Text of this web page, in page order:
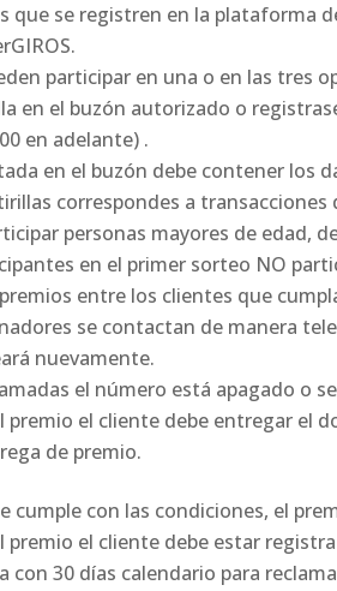
que se registren en la plataforma
participar en una o en las tres
en el buzón autorizado o
en adelante) .
en el buzón debe contener los
correspondes a
personas mayores de edad,
en el primer sorteo NO
entre los clientes que
se contactan de manera
nuevamente.
el número está apagado o
premio el cliente debe entregar el
de premio.
cumple con las condiciones, el
premio el cliente debe estar
con 30 días calendario para